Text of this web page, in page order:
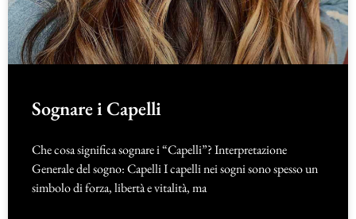
Sognare i Capelli
Che cosa significa sognare i “Capelli”? Interpretazione
Generale del sogno: Capelli I capelli nei sogni sono spesso un
simbolo di forza, libertà e vitalità, ma